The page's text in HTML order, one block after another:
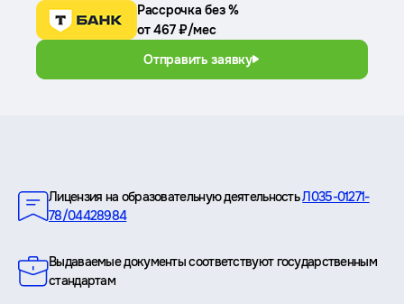
Рассрочка без %
от 467 ₽/мес
Отправить заявку
Лицензия на образовательную деятельностьЛ035-01271-
78/04428984
Выдаваемые документы соответствуют государственным
стандартам